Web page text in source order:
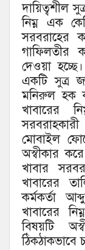
দায়িত্বশীল
নিম্ন এক
সরবরাহের
গাফিলতীর
দেওয়া
একটি সুত্র
মনিরুল হক
খাবারের
মোবাইল
অস্বীকার
খাবার
খাবারের
কর্মকর্তা
খাবারের
বিষয়টি
ঠিকঠাকভাবে